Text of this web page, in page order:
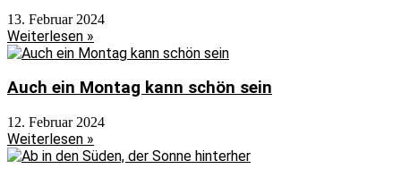
13. Februar 2024
Weiterlesen »
Auch ein Montag kann schön sein
12. Februar 2024
Weiterlesen »